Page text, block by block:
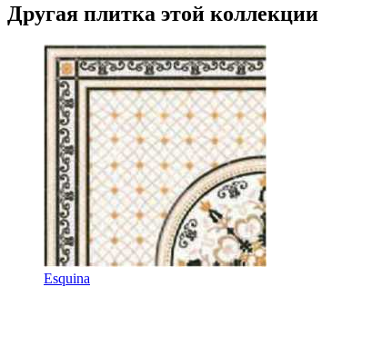
Другая плитка этой коллекции
Esquina